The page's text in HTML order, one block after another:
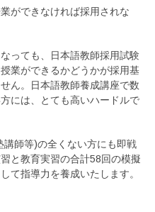
ができなければ採用されな
っても、日本語教師採用試験
業ができるかどうかが採用基
ん。日本語教師養成講座で数
には、とても高いハードルで
師等)の全くない方にも即戦
と教育実習の合計58回の模擬
て指導力を養成いたします。